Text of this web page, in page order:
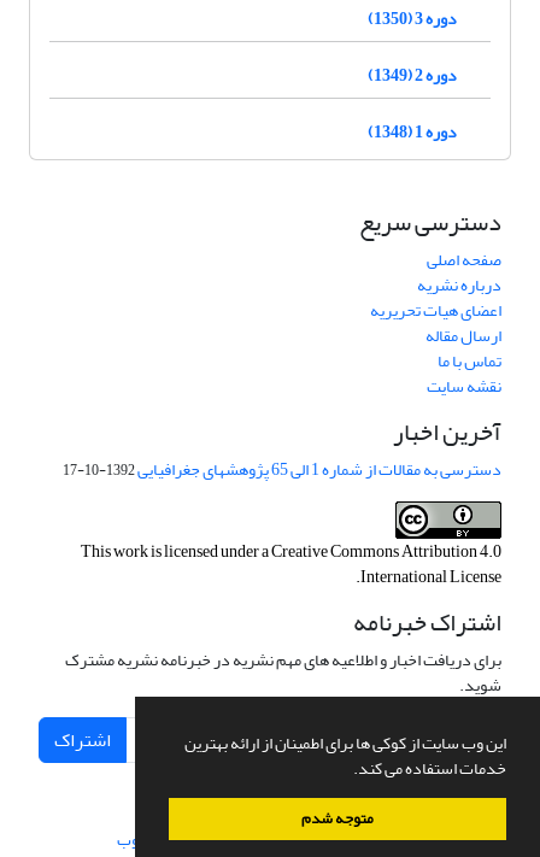
این وب سایت از کوکی ها برای اطمینان از ارائه بهترین
خدمات استفاده می کند.
متوجه شدم
دوره 3 (1350)
دوره 2 (1349)
دوره 1 (1348)
دسترسی سریع
صفحه اصلی
درباره نشریه
اعضای هیات تحریریه
ارسال مقاله
تماس با ما
نقشه سایت
آخرین اخبار
دسترسی به مقالات از شماره 1 الی 65 پژوهشهای جغرافیایی 1392-10-17
This work is licensed under aCreative Commons Attribution 4.0
International License
.
اشتراک خبرنامه
برای دریافت اخبار و اطلاعیه های مهم نشریه در خبرنامه نشریه مشترک
شوید.
اشتراک
سامانه مدیریت نشریات علمی.طراحی و پیاده سازی از سیناوب